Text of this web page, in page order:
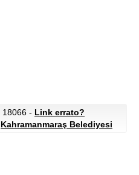
18066 - Link errato?
Kahramanmaraş Belediyesi